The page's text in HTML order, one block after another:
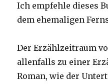
Ich empfehle dieses
dem ehemaligen
Der Erzählzeitraum
allenfalls zu einer
Roman, wie der